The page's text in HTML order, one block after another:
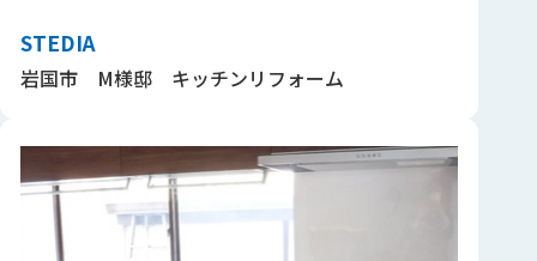
STEDIA
岩国市 M様邸 キッチンリフォーム